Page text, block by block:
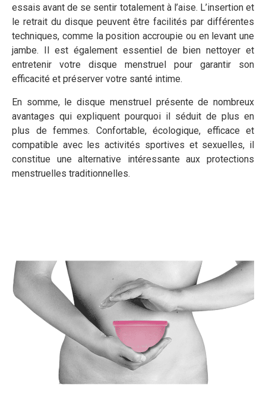
essais avant de se sentir totalement à l’aise. L’insertion et
le retrait du disque peuvent être facilités par différentes
techniques, comme la position accroupie ou en levant une
jambe. Il est également essentiel de bien nettoyer et
entretenir votre disque menstruel pour garantir son
efficacité et préserver votre santé intime.
En somme, le disque menstruel présente de nombreux
avantages qui expliquent pourquoi il séduit de plus en
plus de femmes. Confortable, écologique, efficace et
compatible avec les activités sportives et sexuelles, il
constitue une alternative intéressante aux protections
menstruelles traditionnelles.